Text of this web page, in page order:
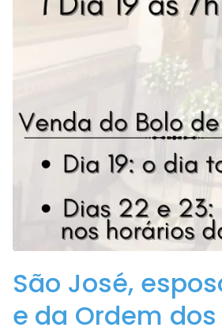
São José,
e da Ordem